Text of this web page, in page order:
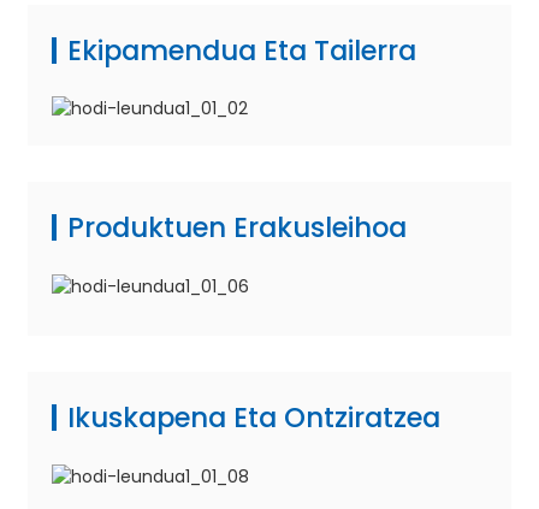
Ekipamendua Eta Tailerra
Produktuen Erakusleihoa
Ikuskapena Eta Ontziratzea